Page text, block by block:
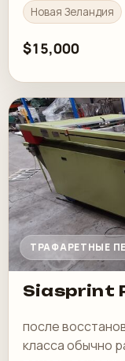
Новая Зеландия
$15,000
ТРАФАРЕТНЫЕ
Siasprint
после
класса обычно